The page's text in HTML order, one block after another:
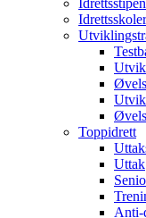
Idrettsskoler
Toppidrett
Uttak
Anti-